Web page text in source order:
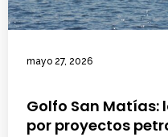
mayo 27, 2026
Golfo San Matías:
por proyectos